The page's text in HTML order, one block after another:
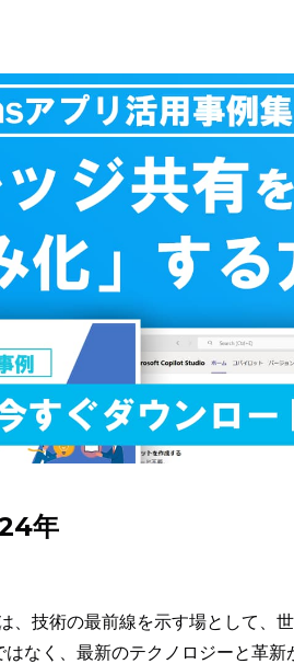
年
技術の最前線を示す場として、
なく、最新のテクノロジーと革新